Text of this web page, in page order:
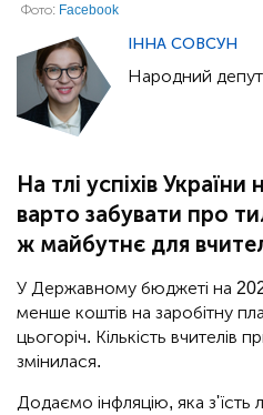
Фото: Facebook
На тлі успіхів
варто забувати про
ж майбутнє для
ІННА СОВСУН
Народний
У Державному бюджеті на
менше коштів на заробітну
цьогоріч. Кількість
змінилася.
Додаємо інфляцію, яка з'їсть